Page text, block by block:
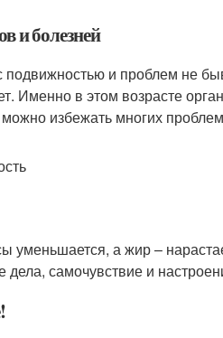
и болезней
подвижностью и проблем не
Именно в этом возрасте
избежать многих
а жир –
самочувствие и